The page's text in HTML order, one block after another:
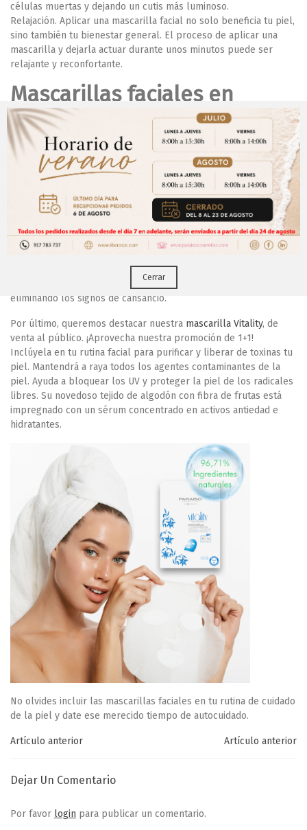
células muertas y dejando un cutis más luminoso.
Relajación. Aplicar una mascarilla facial no solo beneficia tu piel,
sino también tu bienestar general. El proceso de aplicar una
mascarilla y dejarla actuar durante unos minutos puede ser
relajante y reconfortante.
Mascarillas faciales en
Paraíso Cosmetics
En Paraíso Cosmetics tenemos una amplia gama de mascarillas
faciales diseñadas para tratar diferentes tipos de piel y
problemas. Por ejemplo, nuestra
mascarilla antioxidante
neutraliza los radicales libres y estimula la síntesis
del colágeno que da firmeza a la piel. Potencia la luminosidad y
revitaliza a la vez que trata las líneas de expresión y unifica el
tono.
reparador, energizante y antifatiga. Con propiedades
antiinflamatorias que estimulan la circulación sanguínea
eliminando los signos de cansancio.
Por último, queremos destacar nuestra mascarilla Vitality, de
venta al público. ¡Aprovecha nuestra promoción de 1+1!
Inclúyela en tu rutina facial para purificar y liberar de toxinas tu
piel. Mantendrá a raya todos los agentes contaminantes de la
piel. Ayuda a bloquear los UV y proteger la piel de los radicales
libres. Su novedoso tejido de algodón con fibra de frutas está
impregnado con un sérum concentrado en activos antiedad e
hidratantes.
No olvides incluir las mascarillas faciales en tu rutina de cuidado
de la piel y date ese merecido tiempo de autocuidado.
Artículo anterior Artículo anterior
Dejar Un Comentario
Por favor login para publicar un comentario.
Aviso Importante
¡Regístrate para acceder a los precios y realizar
tus pedidos online.!
Puedes hacerlo desdeAqui!
CERRAR
Cerrar